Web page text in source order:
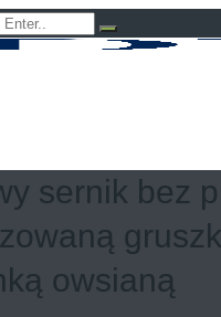
sernik bez
owsianą